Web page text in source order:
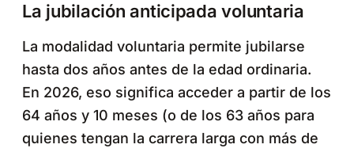
La jubilación anticipada voluntaria
La modalidad voluntaria permite jubilarse
hasta dos años antes de la edad ordinaria.
En 2026, eso significa acceder a partir de los
64 años y 10 meses (o de los 63 años para
quienes tengan la carrera larga con más de